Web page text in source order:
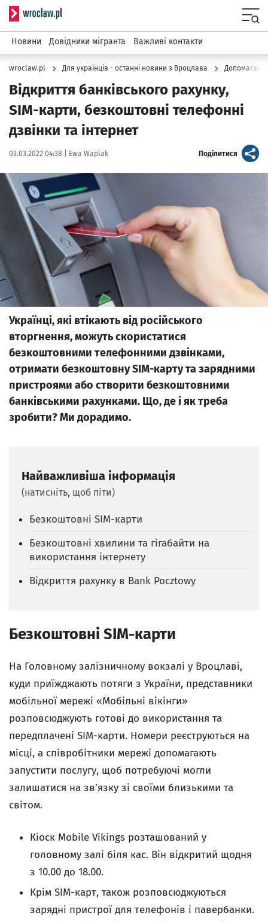
Serwis informacyjny wroclaw.pl
Новини Довідники мігранта Важливі контакти
wroclaw.pl Для українців - останні новини з Вроцлава
Відкриття банківського рахунку,
SIM-карти, безкоштовні телефонні
дзвінки та інтернет
Data publikacji:
03.03.2022 04:38 | Autor:
Ewa Waplak Поділитися artykuł
Kliknij, aby powiększyć
Українці, які втікають від російського
вторгнення, можуть скористатися
безкоштовними телефонними дзвінками,
отримати безкоштовну SIM-карту та зарядними
пристроями або створити безкоштовними
банківськими рахунками. Що, де і як треба
зробити? Ми дорадимо.
Найважливіша інформація
(натисніть, щоб піти)
Безкоштовні SIM-карти
Безкоштовні хвилини та гігабайти на
використання інтернету
Відкриття рахунку в Bank Pocztowy
Безкоштовні SIM-карти
На Головному залізничному вокзалі у Вроцлаві,
куди приїжджають потяги з України, представники
мобільної мережі «Мобільні вікінги»
розповсюджують готові до використання та
передплачені SIM-карти. Номери реєструються на
місці, а співробітники мережі допомагають
запустити послугу, щоб потребуючі могли
залишатися на зв’язку зі своїми близькими та
світом.
Кіоск Mobile Vikings розташований у
головному залі біля кас. Він відкритий щодня
з 10.00 до 18.00.
Крім SIM-карт, також розповсюджуються
зарядні пристрої для телефонів і павербанки.